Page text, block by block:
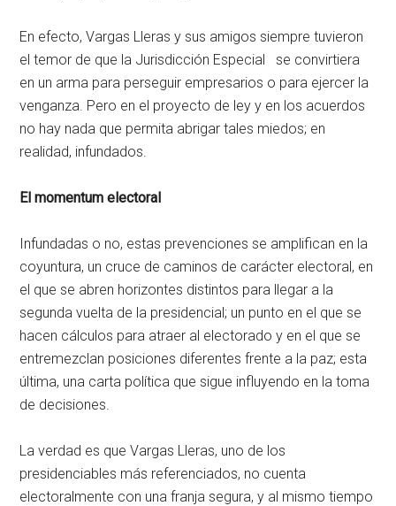
En efecto, Vargas Lleras y sus amigos siempre tuvieron
el temor de que la Jurisdicción Especial se convirtiera
en un arma para perseguir empresarios o para ejercer la
venganza. Pero en el proyecto de ley y en los acuerdos
no hay nada que permita abrigar tales miedos; en
realidad, infundados.
El momentum electoral
Infundadas o no, estas prevenciones se amplifican en la
coyuntura, un cruce de caminos de carácter electoral, en
el que se abren horizontes distintos para llegar a la
segunda vuelta de la presidencial; un punto en el que se
hacen cálculos para atraer al electorado y en el que se
entremezclan posiciones diferentes frente a la paz; esta
última, una carta política que sigue influyendo en la toma
de decisiones.
La verdad es que Vargas Lleras, uno de los
presidenciables más referenciados, no cuenta
electoralmente con una franja segura, y al mismo tiempo